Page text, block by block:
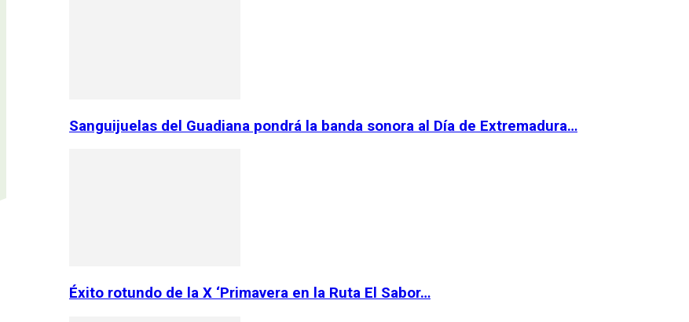
Sanguijuelas del Guadiana pondrá la banda sonora al Día de Extremadura…
Éxito rotundo de la X ‘Primavera en la Ruta El Sabor…